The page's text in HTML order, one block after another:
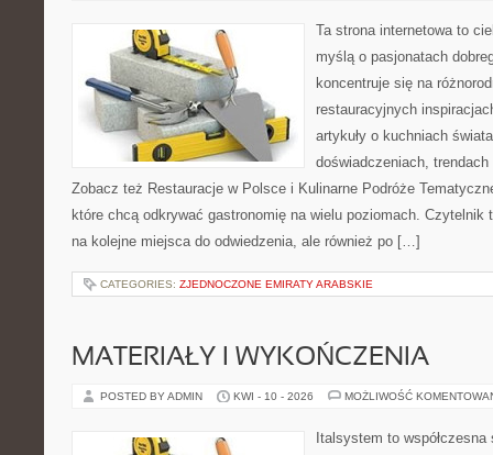
Ta strona internetowa to
myślą o pasjonatach
koncentruje się na
restauracyjnych
artykuły o kuchniach
doświadczeniach,
Zobacz też Restauracje w Polsce i Kulinarne Podróże
które chcą odkrywać gastronomię na wielu poziomach. Czytelnik
na kolejne miejsca do odwiedzenia, ale również po […]
CATEGORIES: ZJEDNOCZONE EMIRATY ARABSKIE
MATERIAŁY I WYKOŃCZENIA
POSTED BY ADMIN KWI - 10 - 2026 MOŻLIWOŚĆ
Italsystem to